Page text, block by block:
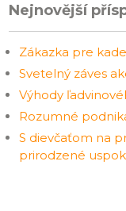
Nejnovější
Zákazka pre
Svetelný záves
Výhody
Rozumné
S dievčaťom na
prirodzené